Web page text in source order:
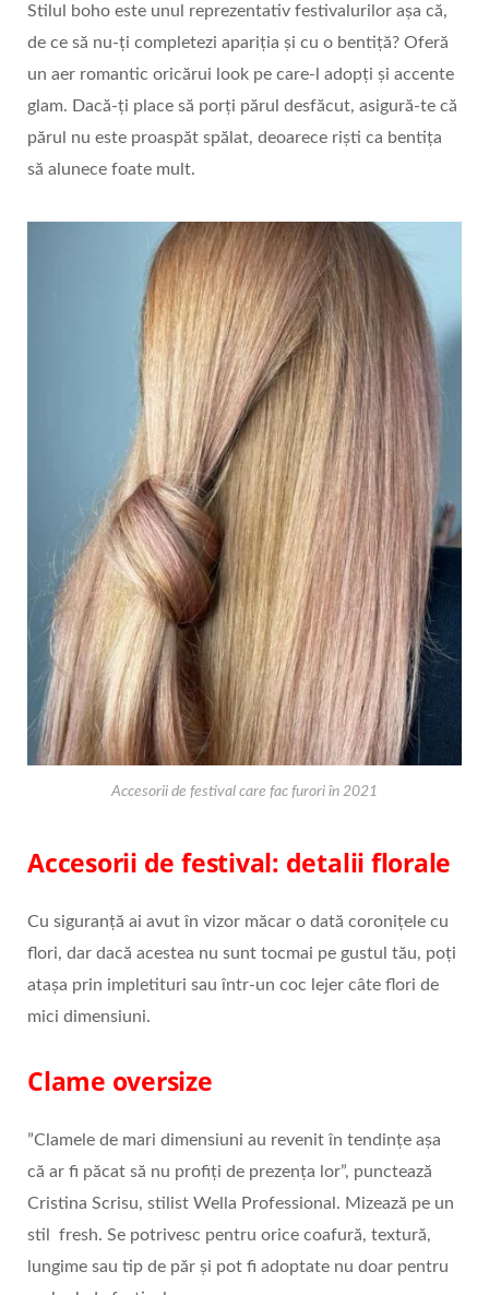
Stilul boho este unul reprezentativ festivalurilor așa că,
de ce să nu-ți completezi apariția și cu o bentiță? Oferă
un aer romantic oricărui look pe care-l adopți și accente
glam. Dacă-ți place să porți părul desfăcut, asigură-te că
părul nu este proaspăt spălat, deoarece riști ca bentița
să alunece foate mult.
Accesorii de festival care fac furori în 2021
Accesorii de festival: detalii florale
Cu siguranță ai avut în vizor măcar o dată coronițele cu
flori, dar dacă acestea nu sunt tocmai pe gustul tău, poți
atașa prin impletituri sau într-un coc lejer câte flori de
mici dimensiuni.
Clame oversize
”Clamele de mari dimensiuni au revenit în tendințe așa
că ar fi păcat să nu profiți de prezența lor”, punctează
Cristina Scrisu, stilist Wella Professional. Mizează pe un
stil fresh. Se potrivesc pentru orice coafură, textură,
lungime sau tip de păr și pot fi adoptate nu doar pentru